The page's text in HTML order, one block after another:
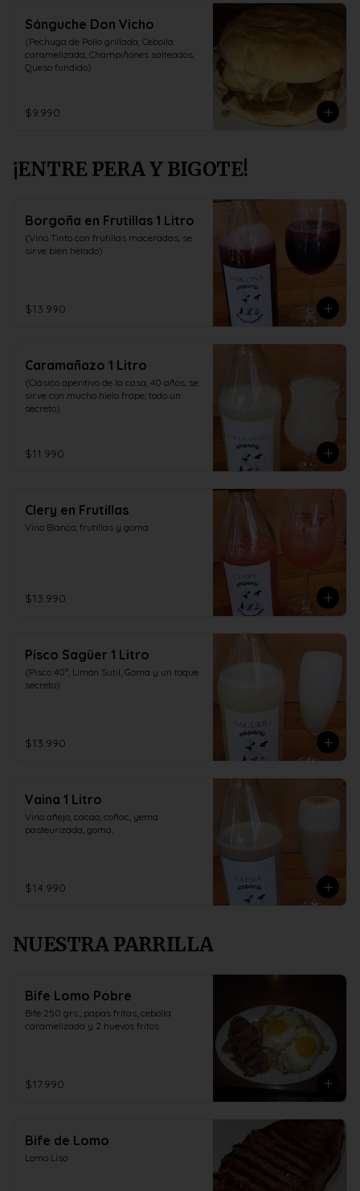
Sánguche Don Vicho
(Pechuga de Pollo grillada, Cebolla
caramelizada, Champiñones salteados,
Queso fundido)
$9.990
¡ENTRE PERA Y BIGOTE!
Borgoña en Frutillas 1 Litro
(Vino Tinto con frutillas maceradas, se
sirve bien helado)
$13.990
Caramañazo 1 Litro
(Clásico aperitivo de la casa, 40 años, se
sirve con mucho hielo frape, todo un
secreto)
$11.990
Clery en Frutillas
Vino Blanco, frutillas y goma
$13.990
Pisco Sagüer 1 Litro
(Pisco 40°, Limón Sutil, Goma y un toque
secreto)
$13.990
Vaina 1 Litro
Vino añejo, cacao, coñac, yema
pasteurizada, goma,
$14.990
NUESTRA PARRILLA
Bife Lomo Pobre
Bife 250 grs., papas fritas, cebolla
caramelizada y 2 huevos fritos
$17.990
Bife de Lomo
Lomo Liso